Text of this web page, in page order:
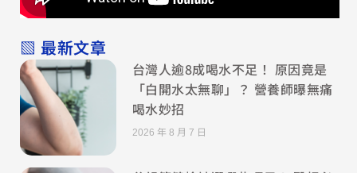
▧ 最新文章
台灣人逾8成喝水不足！ 原因竟是
「白開水太無聊」？ 營養師曝無痛
喝水妙招
2026 年 8 月 7 日